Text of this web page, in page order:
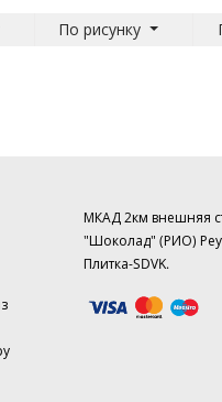
По рисунку
МКАД 2км внешняя
"Шоколад" (РИО)
Плитка-SDVK.